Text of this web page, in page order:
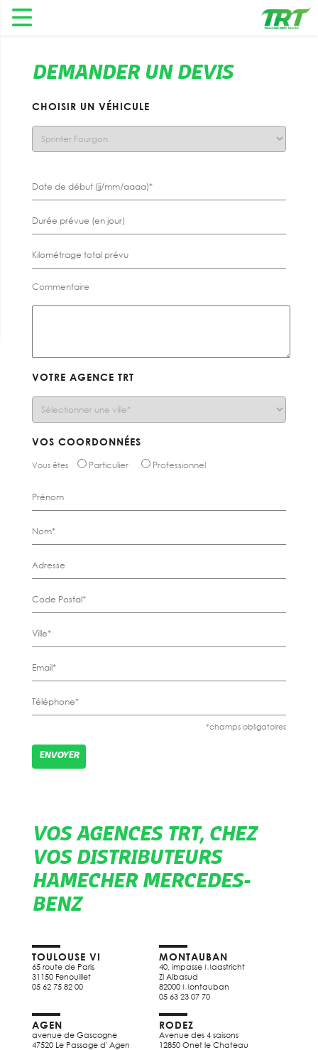
DEMANDER UN DEVIS
CHOISIR UN VÉHICULE
Commentaire
VOTRE AGENCE TRT
VOS COORDONNÉES
Vous êtes Particulier Professionnel
*champs obligatoires
VOS AGENCES TRT, CHEZ
VOS DISTRIBUTEURS
HAMECHER MERCEDES-
BENZ
TOULOUSE VI
65 route de Paris
31150 Fenouillet
05 62 75 82 00
MONTAUBAN
40, impasse Maastricht
Zl Albasud
82000 Montauban
05 63 23 07 70
AGEN
avenue de Gascogne
47520 Le Passage d' Agen
RODEZ
Avenue des 4 saisons
12850 Onet le Chateau